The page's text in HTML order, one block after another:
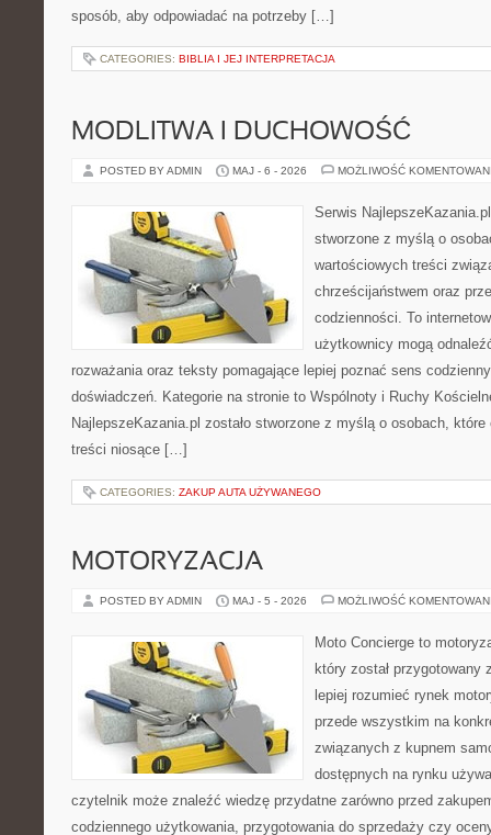
sposób, aby odpowiadać na potrzeby […]
CATEGORIES: BIBLIA I JEJ INTERPRETACJA
MODLITWA I DUCHOWOŚĆ
POSTED BY ADMIN MAJ - 6 - 2026 MOŻLIWOŚĆ
Serwis
stworzone z myślą o
wartościowych treści
chrześcijaństwem oraz
codzienności. To
użytkownicy mogą
rozważania oraz teksty pomagające lepiej poznać sens
doświadczeń. Kategorie na stronie to Wspólnoty i Ruchy
NajlepszeKazania.pl zostało stworzone z myślą o osobach,
treści niosące […]
CATEGORIES: ZAKUP AUTA UŻYWANEGO
MOTORYZACJA
POSTED BY ADMIN MAJ - 5 - 2026 MOŻLIWOŚĆ
Moto Concierge to
który został
lepiej rozumieć rynek
przede wszystkim na
związanych z kupnem
dostępnych na rynku
czytelnik może znaleźć wiedzę przydatne zarówno przed
codziennego użytkowania, przygotowania do sprzedaży czy